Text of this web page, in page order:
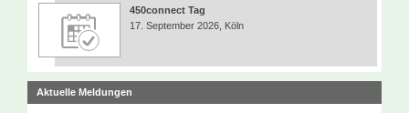
450connect Tag
17. September 2026, Köln
Aktuelle Meldungen